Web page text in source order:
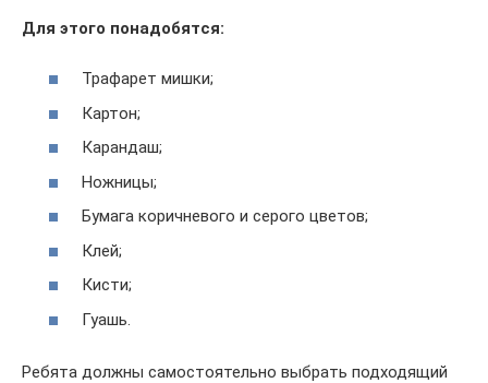
Для этого понадобятся:
Трафарет мишки;
Картон;
Карандаш;
Ножницы;
Бумага коричневого и серого цветов;
Клей;
Кисти;
Гуашь.
Ребята должны самостоятельно выбрать подходящий